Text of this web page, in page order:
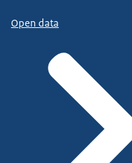
Open data